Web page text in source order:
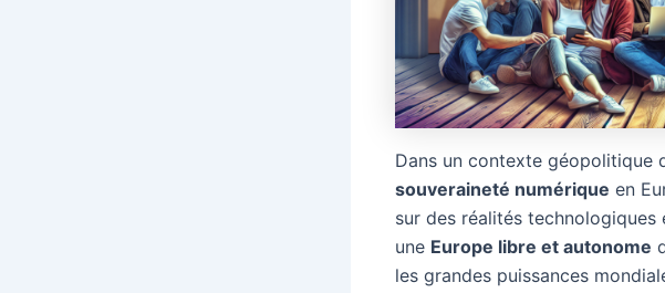
Dans un contexte géopolitique
souveraineté numérique en
sur des réalités
une Europe libre et autonome
les grandes puissances